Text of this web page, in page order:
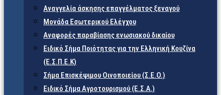
Αναγγελία άσκησης επαγγέλματος ξεναγού
Μονάδα Εσωτερικού Ελέγχου
Αναφορές παραβίασης ενωσιακού δικαίου
Ειδικό Σήμα Ποιότητας για την Ελληνική Κουζίνα
(Ε.Σ.Π.Ε.Κ)
Σήμα Επισκέψιμου Οινοποιείου (Σ.Ε.Ο.)
Ειδικό Σήμα Αγροτουρισμού (Ε.Σ.Α.)